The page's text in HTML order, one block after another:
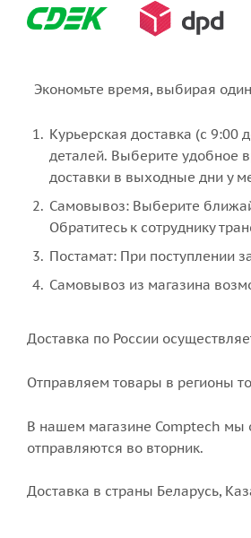
Экономьте время, выбирая
Курьерская доставка (с 9:00
деталей. Выберите удобное
доставки в выходные дни у
Самовывоз: Выберите
Обратитесь к сотруднику
Постамат: При поступлении
Самовывоз из магазина
Доставка по России
Отправляем товары в регионы
В нашем магазине Comptech мы
отправляются во вторник.
Доставка в страны Беларусь,